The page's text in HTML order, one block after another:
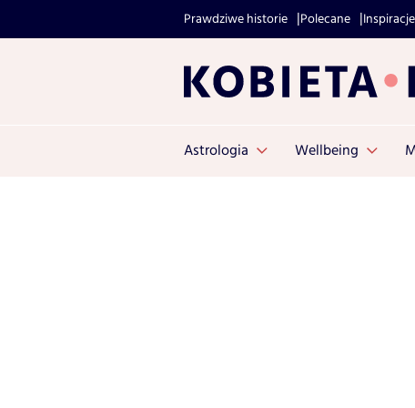
Prawdziwe historie Polecane Inspiracje
Astrologia Wellbeing